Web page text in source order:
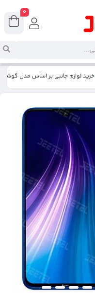
خرید لوازم جانبی بر اساس مدل گوشی
0